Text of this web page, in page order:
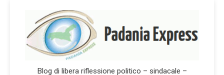
Blog di libera riflessione politico – sindacale –